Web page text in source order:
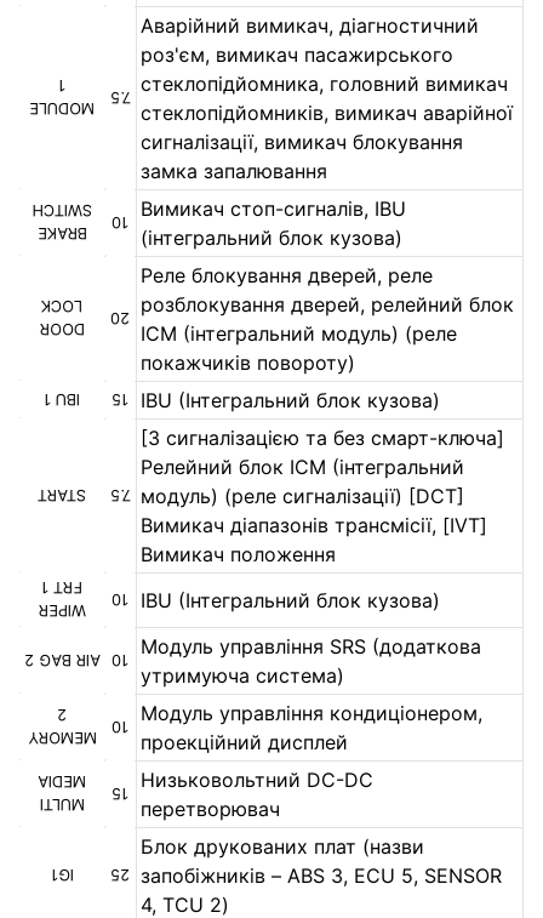
MODULE
1
7.5
Аварійний вимикач, діагностичний
роз'єм, вимикач пасажирського
стеклопідйомника, головний вимикач
стеклопідйомників, вимикач аварійної
сигналізації, вимикач блокування
замка запалювання
BRAKE
SWITCH
10
Вимикач стоп-сигналів, IBU
(інтегральний блок кузова)
DOOR
LOCK
20
Реле блокування дверей, реле
розблокування дверей, релейний блок
ICM (інтегральний модуль) (реле
покажчиків повороту)
IBU 1 15 IBU (Інтегральний блок кузова)
START 7.5
[З сигналізацією та без смарт-ключа]
Релейний блок ICM (інтегральний
модуль) (реле сигналізації) [DCT]
Вимикач діапазонів трансмісії, [IVT]
Вимикач положення
WIPER
FRT 1
10 IBU (Інтегральний блок кузова)
AIR BAG 2 10
Модуль управління SRS (додаткова
утримуюча система)
MEMORY
2
10
Модуль управління кондиціонером,
проекційний дисплей
MULTI
MEDIA
15
Низьковольтний DC-DC
перетворювач
IG1 25
Блок друкованих плат (назви
запобіжників – ABS 3, ECU 5, SENSOR
4, TCU 2)